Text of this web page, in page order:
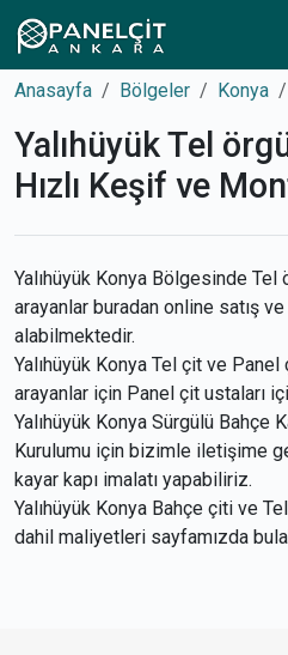
Anasayfa Bölgeler Konya
Yalıhüyük Tel
Hızlı Keşif ve
Yalıhüyük Konya Bölgesinde Tel
arayanlar buradan online satış
alabilmektedir.
Yalıhüyük Konya Tel çit ve Panel
arayanlar için Panel çit ustaları
Yalıhüyük Konya Sürgülü Bahçe
Kurulumu için bizimle iletişime
kayar kapı imalatı yapabiliriz.
Yalıhüyük Konya Bahçe çiti ve
dahil maliyetleri sayfamızda